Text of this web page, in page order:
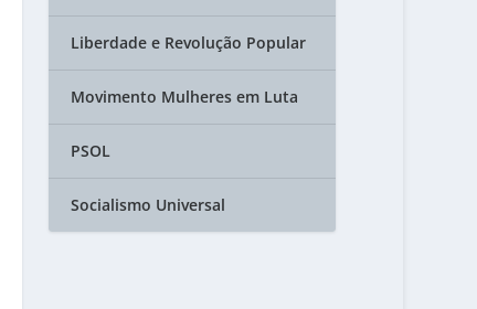
Liberdade e Revolução Popular
Movimento Mulheres em Luta
PSOL
Socialismo Universal